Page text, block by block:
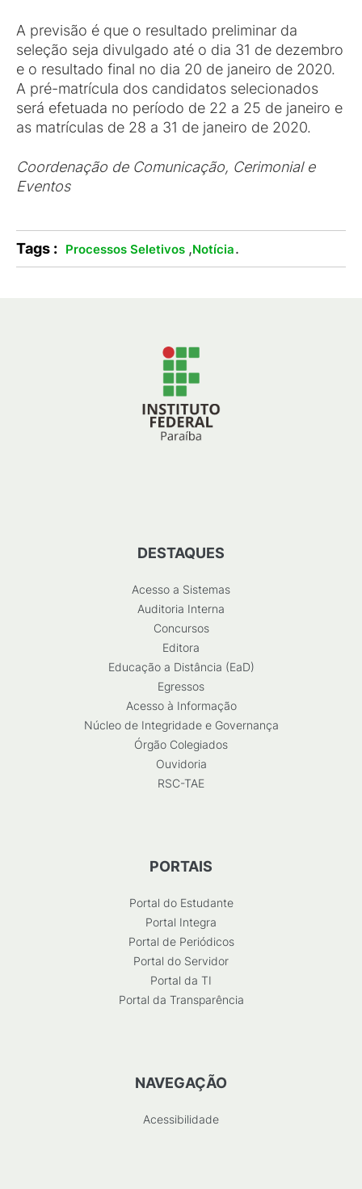
A previsão é que o resultado preliminar da
seleção seja divulgado até o dia 31 de dezembro
e o resultado final no dia 20 de janeiro de 2020.
A pré-matrícula dos candidatos selecionados
será efetuada no período de 22 a 25 de janeiro e
as matrículas de 28 a 31 de janeiro de 2020.
Coordenação de Comunicação, Cerimonial e
Eventos
Tags : Processos Seletivos ,Notícia.
DESTAQUES
Acesso a Sistemas
Auditoria Interna
Concursos
Editora
Educação a Distância (EaD)
Egressos
Acesso à Informação
Núcleo de Integridade e Governança
Órgão Colegiados
Ouvidoria
RSC-TAE
PORTAIS
Portal do Estudante
Portal Integra
Portal de Periódicos
Portal do Servidor
Portal da TI
Portal da Transparência
NAVEGAÇÃO
Acessibilidade